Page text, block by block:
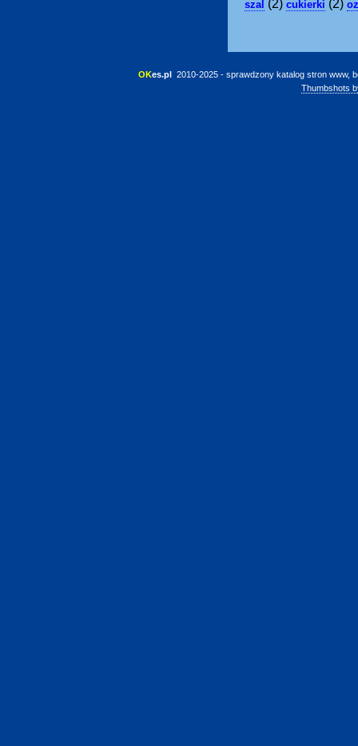
szal (2) cukierki (2)
OKes.pl 2010-2025 - sprawdzony katalog stron www,
Thumbshots